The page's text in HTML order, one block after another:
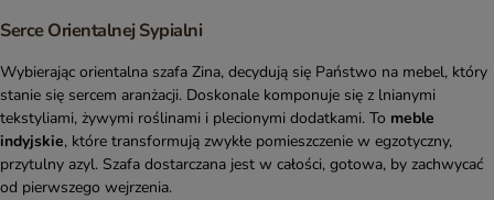
Serce Orientalnej Sypialni
Wybierając orientalna szafa Zina, decydują się Państwo na mebel, który
stanie się sercem aranżacji. Doskonale komponuje się z lnianymi
tekstyliami, żywymi roślinami i plecionymi dodatkami. To meble
indyjskie, które transformują zwykłe pomieszczenie w egzotyczny,
przytulny azyl. Szafa dostarczana jest w całości, gotowa, by zachwycać
od pierwszego wejrzenia.